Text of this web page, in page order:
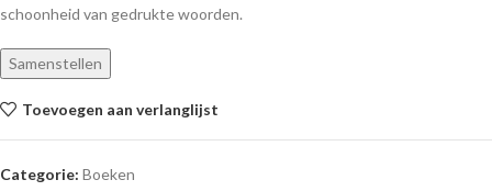
schoonheid van gedrukte woorden.
Samenstellen
Toevoegen aan verlanglijst
Categorie: Boeken